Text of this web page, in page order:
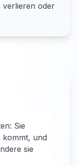
verlieren oder
Sie
kommt, und
sie